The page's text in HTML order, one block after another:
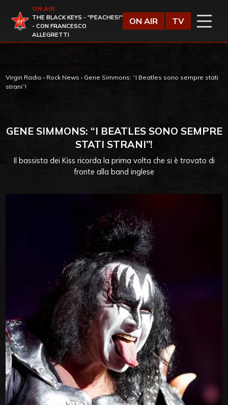
Virgin Radio
ON AIR
THE BLACK KEYS - "PEACHES!"
- CON FRANCESCO
ALLEGRETTI
ON AIR TV
Virgin Radio › Rock News › Gene Simmons: “I Beatles sono sempre stati
strani”!
GENE SIMMONS: “I BEATLES SONO SEMPRE
STATI STRANI”!
Il bassista dei Kiss ricorda la prima volta che si è trovato di
fronte alla band inglese